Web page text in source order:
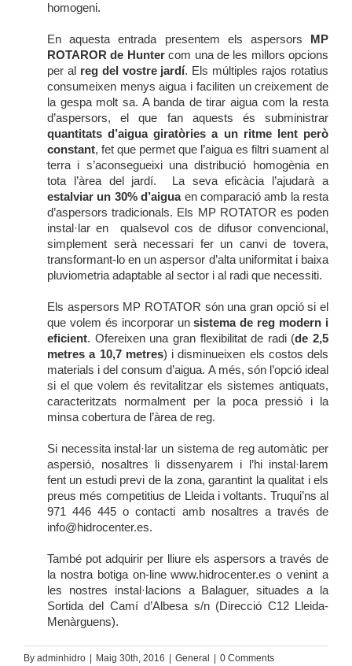
homogeni.
En aquesta entrada presentem els aspersors MP
ROTAROR de Huntercom una de les millors opcions
per alreg del vostre jardí. Els múltiples rajos rotatius
consumeixen menys aigua i faciliten un creixement de
la gespa molt sa. A banda de tirar aigua com la resta
d’aspersors, el que fan aquests és subministrar
quantitats d’aigua giratòries a un ritme lent però
constant, fet que permet que l’aigua es filtri suament al
terra i s’aconsegueixi una distribució homogènia en
tota l’àrea del jardí. La seva eficàcia l’ajudarà a
estalviar un 30% d’aiguaen comparació amb la resta
d’aspersors tradicionals. Els MP ROTATOR es poden
instal·lar en qualsevol cos de difusor convencional,
simplement serà necessari fer un canvi de tovera,
transformant-lo en un aspersor d’alta uniformitat i baixa
pluviometria adaptable al sector i al radi que necessiti.
Els aspersors MP ROTATOR són una gran opció si el
que volem és incorporar unsistema de reg modern i
eficient. Ofereixen una gran flexibilitat de radi (de 2,5
metres a 10,7 metres) i disminueixen els costos dels
materials i del consum d’aigua. A més, són l’opció ideal
si el que volem és revitalitzar els sistemes antiquats,
caracteritzats normalment per la poca pressió i la
minsa cobertura de l’àrea de reg.
Si necessita instal·lar un sistema de reg automàtic per
aspersió, nosaltres li dissenyarem i l’hi instal·larem
fent un estudi previ de la zona, garantint la qualitat i els
preus més competitius de Lleida i voltants. Truqui’ns al
971 446 445 o contacti amb nosaltres a través de
info@hidrocenter.es.
També pot adquirir per lliure els aspersors a través de
la nostra botiga on-linewww.hidrocenter.es o venint a
les nostres instal·lacions a Balaguer, situades a la
Sortida del Camí d’Albesa s/n (Direcció C12 Lleida-
Menàrguens).
By adminhidro Maig 30th, 2016 General 0 Comments